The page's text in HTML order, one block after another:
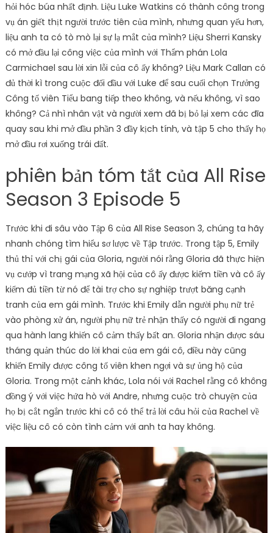
hỏi hóc búa nhất định. Liệu Luke Watkins có thành công trong
vụ án giết thịt người trước tiên của mình, nhưng quan yếu hơn,
liệu anh ta có tò mò lại sự lạ mắt của mình? Liệu Sherri Kansky
có mở đầu lại công việc của mình với Thẩm phán Lola
Carmichael sau lời xin lỗi của cô ấy không? Liệu Mark Callan có
đủ thời kì trong cuộc đối đầu với Luke để sau cuối chọn Trưởng
Công tố viên Tiểu bang tiếp theo không, và nếu không, vì sao
không? Cả nhì nhân vật và người xem đã bị bỏ lại xem các đĩa
quay sau khi mở đầu phần 3 đầy kịch tính, và tập 5 cho thấy họ
mở đầu rơi xuống trái đất.
phiên bản tóm tắt của All Rise
Season 3 Episode 5
Trước khi đi sâu vào Tập 6 của All Rise Season 3, chúng ta hãy
nhanh chóng tìm hiểu sơ lược về Tập trước. Trong tập 5, Emily
thủ thỉ với chị gái của Gloria, người nói rằng Gloria đã thực hiện
vụ cướp vì trang mạng xã hội của cô ấy được kiếm tiền và cô ấy
kiếm đủ tiền từ nó để tài trợ cho sự nghiệp trượt băng cạnh
tranh của em gái mình. Trước khi Emily dẫn người phụ nữ trẻ
vào phòng xử án, người phụ nữ trẻ nhận thấy có người đi ngang
qua hành lang khiến cô cảm thấy bất an. Gloria nhận được sáu
tháng quản thúc do lời khai của em gái cô, điều này cũng
khiến Emily được công tố viên khen ngợi và sự ủng hộ của
Gloria. Trong một cảnh khác, Lola nói với Rachel rằng cô không
đồng ý với việc hứa hò với Andre, nhưng cuộc trò chuyện của
họ bị cắt ngắn trước khi cô có thể trả lời câu hỏi của Rachel về
việc liệu cô có còn tình cảm với anh ta hay không.